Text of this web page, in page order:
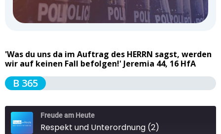
'Was du uns da im Auftrag des HERRN sagst, werden
wir auf keinen Fall befolgen!' Jeremia 44, 16 HfA
B 365
Freude am Heute
Respekt und Unterordnung (2)